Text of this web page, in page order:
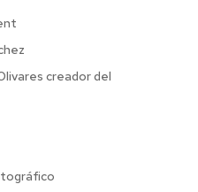
creador del